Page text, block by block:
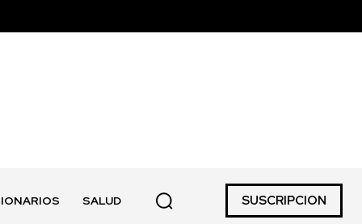
SALUD SUSCRIPCION